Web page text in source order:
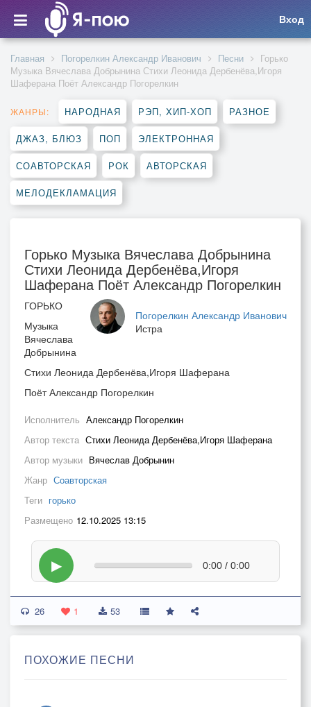
Вход
Главная Погорелкин Александр Иванович Песни
Горько
Музыка Вячеслава Добрынина Стихи Леонида Дербенёва,Игоря
Шаферана Поёт Александр Погорелкин
ЖАНРЫ: НАРОДНАЯ РЭП, ХИП-ХОП РАЗНОЕ
ДЖАЗ, БЛЮЗ ПОП ЭЛЕКТРОННАЯ
СОАВТОРСКАЯ РОК АВТОРСКАЯ
МЕЛОДЕКЛАМАЦИЯ
Горько Музыка Вячеслава Добрынина
Стихи Леонида Дербенёва,Игоря
Шаферана Поёт Александр Погорелкин
Погорелкин Александр Иванович
Истра
ГОРЬКО
Музыка
Вячеслава
Добрынина
Стихи Леонида Дербенёва,Игоря Шаферана
Поёт Александр Погорелкин
Исполнитель Александр Погорелкин
Автор текста Стихи Леонида Дербенёва,Игоря Шаферана
Автор музыки Вячеслав Добрынин
Жанр Соавторская
Теги горько
Размещено 12.10.2025 13:15
▶ 0:00 / 0:00
26 1 53
ПОХОЖИЕ ПЕСНИ